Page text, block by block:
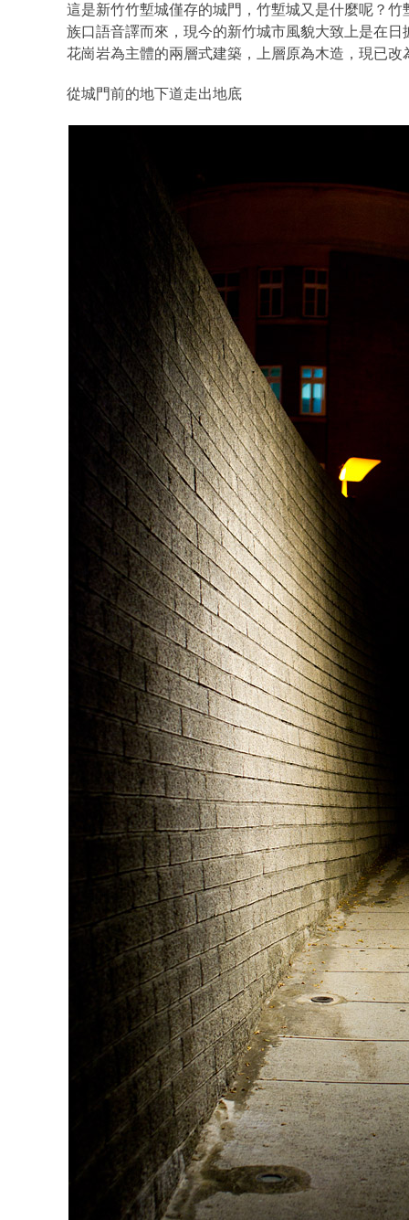
這是新竹竹塹城僅存的城門，竹塹城又是什麼呢？
族口語音譯而來，現今的新竹城市風貌大致上是在
花崗岩為主體的兩層式建築，上層原為木造，現已改
從城門前的地下道走出地底